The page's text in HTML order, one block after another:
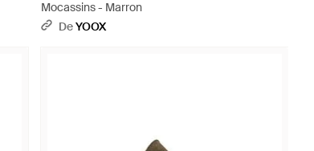
Mocassins - Marron
DeYOOX